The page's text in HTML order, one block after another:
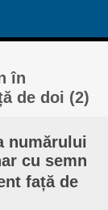
în
de doi (2)
numărului
cu semn
față de